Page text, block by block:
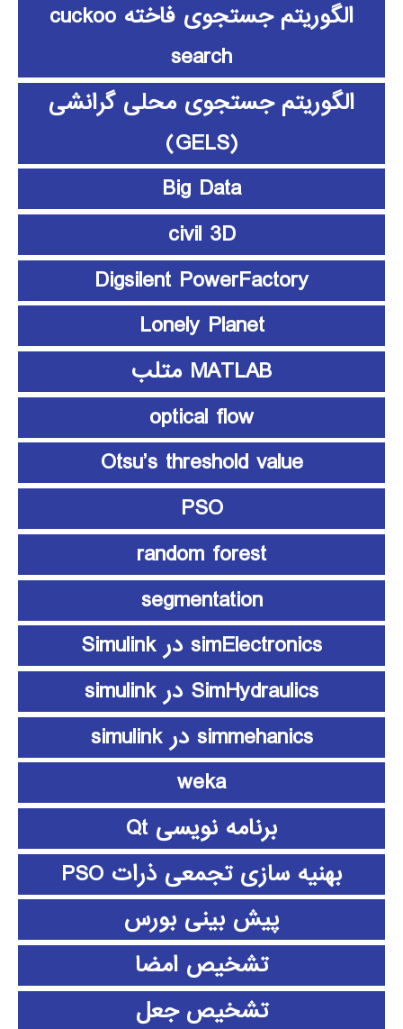
الگوریتم جستجوی فاخته cuckoo
search
الگوریتم جستجوی محلی گرانشی
(GELS)
Big Data
civil 3D
Digsilent PowerFactory
Lonely Planet
MATLAB متلب
optical flow
Otsu’s threshold value
PSO
random forest
segmentation
simElectronics در Simulink
SimHydraulics در simulink
simmehanics در simulink
weka
برنامه نویسی Qt
بهنیه سازی تجمعی ذرات PSO
پیش بینی بورس
تشخیص امضا
تشخیص جعل